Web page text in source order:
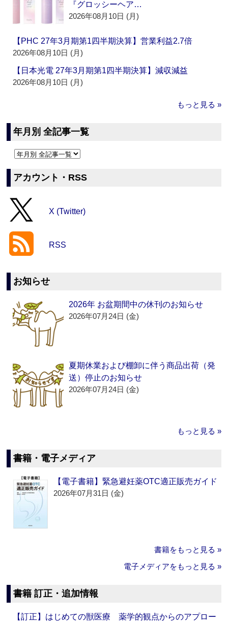
『グロッシーヘア…
2026年08月10日 (月)
【PHC 27年3月期第1四半期決算】営業利益2.7倍
2026年08月10日 (月)
【日本光電 27年3月期第1四半期決算】減収減益
2026年08月10日 (月)
もっと見る »
年月別 全記事一覧
アカウント・RSS
X (Twitter)
RSS
お知らせ
2026年 お盆期間中の休刊のお知らせ
2026年07月24日 (金)
夏期休業および棚卸に伴う商品出荷（発
送）停止のお知らせ
2026年07月24日 (金)
もっと見る »
書籍・電子メディア
【電子書籍】緊急避妊薬OTC適正販売ガイド
2026年07月31日 (金)
書籍をもっと見る »
電子メディアをもっと見る »
書籍 訂正・追加情報
【訂正】はじめての獣医療 薬学的観点からのアプロー